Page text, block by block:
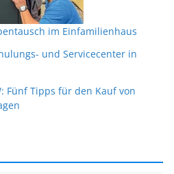
im Einfamilienhaus
und Servicecenter in
Fünf Tipps für den Kauf von